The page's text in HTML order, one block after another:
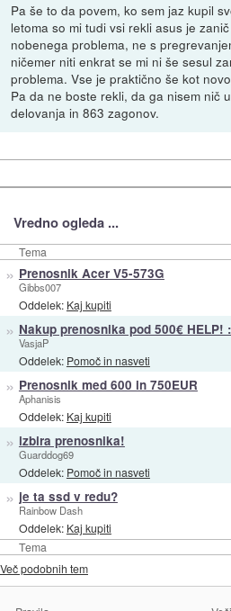
Pa še to da povem, ko sem jaz kupil
letoma so mi tudi vsi rekli asus je
nobenega problema, ne s
ničemer niti enkrat se mi ni še sesul
problema. Vse je praktično še kot
Pa da ne boste rekli, da ga nisem nič
delovanja in 863 zagonov.
Vredno ogleda ...
Tema
Tema
» Prenosnik Acer V5-573G
Gibbs007
Oddelek: Kaj kupiti
» Nakup prenosnika pod 500€ HELP!
VasjaP
Oddelek: Pomoč in nasveti
» Prenosnik med 600 in 750EUR
Aphanisis
Oddelek: Kaj kupiti
» izbira prenosnika!
Guarddog69
Oddelek: Pomoč in nasveti
» je ta ssd v redu?
Rainbow Dash
Oddelek: Kaj kupiti
Več podobnih tem